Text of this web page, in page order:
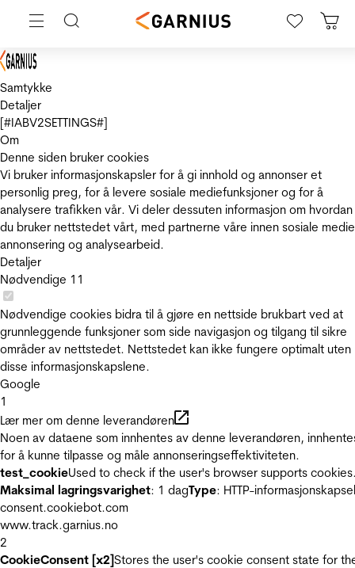
Samtykke
Detaljer
[#IABV2SETTINGS#]
Om
Denne siden bruker cookies
Vi bruker informasjonskapsler for å gi innhold og annonser et
personlig preg, for å levere sosiale mediefunksjoner og for å
analysere trafikken vår. Vi deler dessuten informasjon om hvordan
du bruker nettstedet vårt, med partnerne våre innen sosiale
annonsering og analysearbeid.
Detaljer
Nødvendige 11
Nødvendige cookies bidra til å gjøre en nettside brukbart ved at
grunnleggende funksjoner som side navigasjon og tilgang til sikre
områder av nettstedet. Nettstedet kan ikke fungere optimalt uten
disse informasjonskapslene.
Google
1
Lær mer om denne leverandøren
Noen av dataene som innhentes av denne leverandøren,
for å kunne tilpasse og måle annonseringseffektiviteten.
test_cookieUsed to check if the user's browser supports
Maksimal lagringsvarighet: 1 dagType: HTTP-informasjonskapsel
consent.cookiebot.com
www.track.garnius.no
2
CookieConsent [x2]Stores the user's cookie consent state for